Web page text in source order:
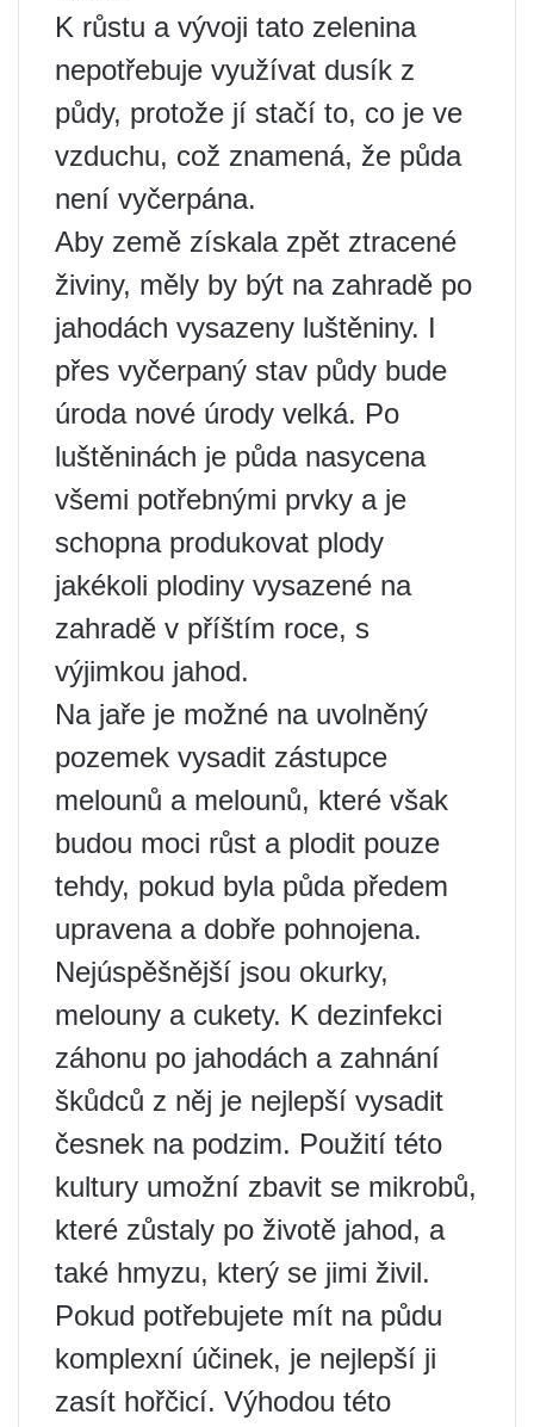
K růstu a vývoji tato zelenina
nepotřebuje využívat dusík z
půdy, protože jí stačí to, co je ve
vzduchu, což znamená, že půda
není vyčerpána.
Aby země získala zpět ztracené
živiny, měly by být na zahradě po
jahodách vysazeny luštěniny. I
přes vyčerpaný stav půdy bude
úroda nové úrody velká. Po
luštěninách je půda nasycena
všemi potřebnými prvky a je
schopna produkovat plody
jakékoli plodiny vysazené na
zahradě v příštím roce, s
výjimkou jahod.
Na jaře je možné na uvolněný
pozemek vysadit zástupce
melounů a melounů, které však
budou moci růst a plodit pouze
tehdy, pokud byla půda předem
upravena a dobře pohnojena.
Nejúspěšnější jsou okurky,
melouny a cukety. K dezinfekci
záhonu po jahodách a zahnání
škůdců z něj je nejlepší vysadit
česnek na podzim. Použití této
kultury umožní zbavit se mikrobů,
které zůstaly po životě jahod, a
také hmyzu, který se jimi živil.
Pokud potřebujete mít na půdu
komplexní účinek, je nejlepší ji
zasít hořčicí. Výhodou této